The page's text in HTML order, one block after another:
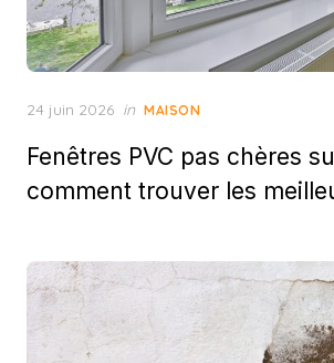
Posted
24 juin 2026 in MAISON
Fenêtres PVC pas chères
comment trouver les